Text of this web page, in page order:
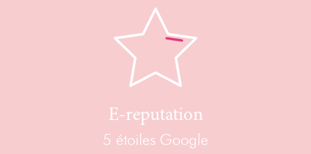
E-reputation
5 étoiles Google